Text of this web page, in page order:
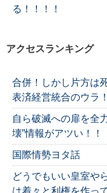
る！！！！
アクセスランキング
合併！しかし片方は
表済経営統合のウラ！
自ら破滅への扉を全
壊”情報がアツい！！
国際情勢ヨタ話
どうでもいい皇室や
は着々と利権を作っ